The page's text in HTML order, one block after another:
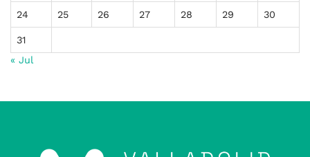
24 25 26 27 28 29 30
31
« Jul